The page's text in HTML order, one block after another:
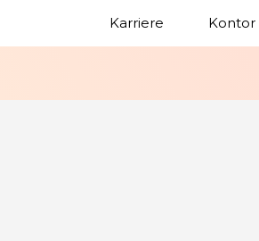
Karriere Kontor